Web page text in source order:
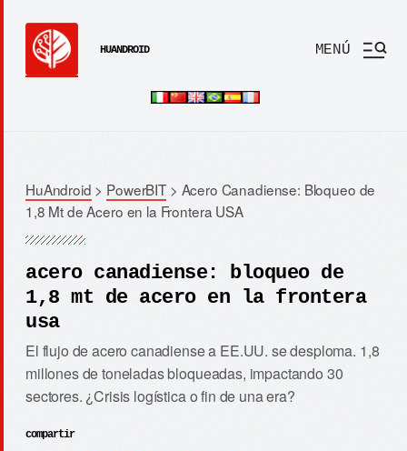
HUANDROID MENÚ
HuAndroid > PowerBIT> Acero Canadiense: Bloqueo de
1,8 Mt de Acero en la Frontera USA
acero canadiense: bloqueo de
1,8 mt de acero en la frontera
usa
El flujo de acero canadiense a EE.UU. se desploma. 1,8
millones de toneladas bloqueadas, impactando 30
sectores. ¿Crisis logística o fin de una era?
compartir